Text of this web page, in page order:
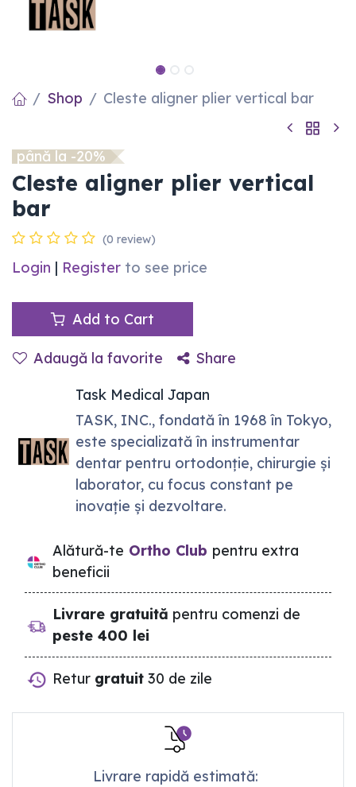
Shop Cleste aligner plier vertical bar
până la -20%
Cleste aligner plier vertical
bar
(0 review)
Login | Register to see price
Add to Cart
Adaugă la favorite
Share
Task Medical Japan
TASK, INC., fondată în 1968 în Tokyo,
este specializată în instrumentar
dentar pentru ortodonție, chirurgie și
laborator, cu focus constant pe
inovație și dezvoltare.
Alătură-te Ortho Club pentru extra
beneficii
Livrare gratuită pentru comenzi de
peste 400 lei
Retur gratuit 30 de zile
Livrare rapidă estimată: